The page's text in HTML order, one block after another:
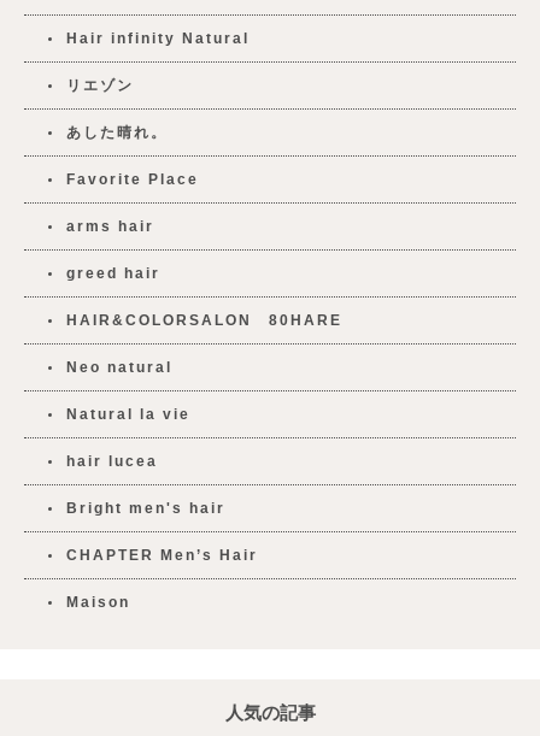
Hair infinity Natural
リエゾン
あした晴れ。
Favorite Place
arms hair
greed hair
HAIR&COLORSALON 80HARE
Neo natural
Natural la vie
hair lucea
Bright men's hair
CHAPTER Men’s Hair
Maison
人気の記事